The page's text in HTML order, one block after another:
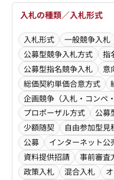
入札の種類／入札形式
入札形式 一般競争入札
公募型競争入札方式
指
公募型指名競争入札
意
総価契約単価合意方式
企画競争（入札・コンペ
プロポーザル方式
公募
少額随契
自由参加型見
公募
インターネット公
資料提供招請
事前審査
政策入札
混合入札